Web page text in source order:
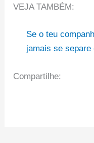
VEJA TAMBÉM:
Se o teu
jamais se separe
Compartilhe: